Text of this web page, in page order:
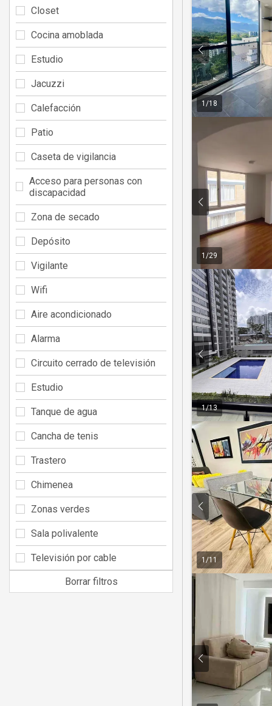
1 /18
1 /29
1/13
1 /11
Closet
Cocina amoblada
Estudio
Jacuzzi
Calefacción
Patio
Caseta de vigilancia
Acceso para personas con
discapacidad
Zona de secado
Depósito
Vigilante
Wifi
Aire acondicionado
Alarma
Circuito cerrado de televisión
Estudio
Tanque de agua
Cancha de tenis
Trastero
Chimenea
Zonas verdes
Sala polivalente
Televisión por cable
Borrar filtros